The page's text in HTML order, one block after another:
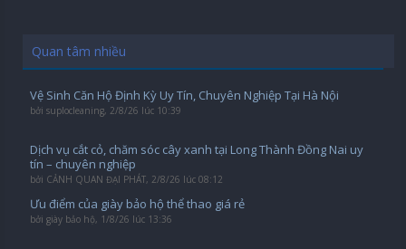
Quan tâm nhiều
Vệ Sinh Căn Hộ Định Kỳ Uy Tín, Chuyên Nghiệp Tại Hà Nội
bởi suplocleaning, 2/8/26 lúc 10:39
Dịch vụ cắt cỏ, chăm sóc cây xanh tại Long Thành Đồng Nai uy
tín – chuyên nghiệp
bởi CẢNH QUAN ĐẠI PHÁT, 2/8/26 lúc 08:12
Ưu điểm của giày bảo hộ thể thao giá rẻ
bởi giày bảo hộ, 1/8/26 lúc 13:36